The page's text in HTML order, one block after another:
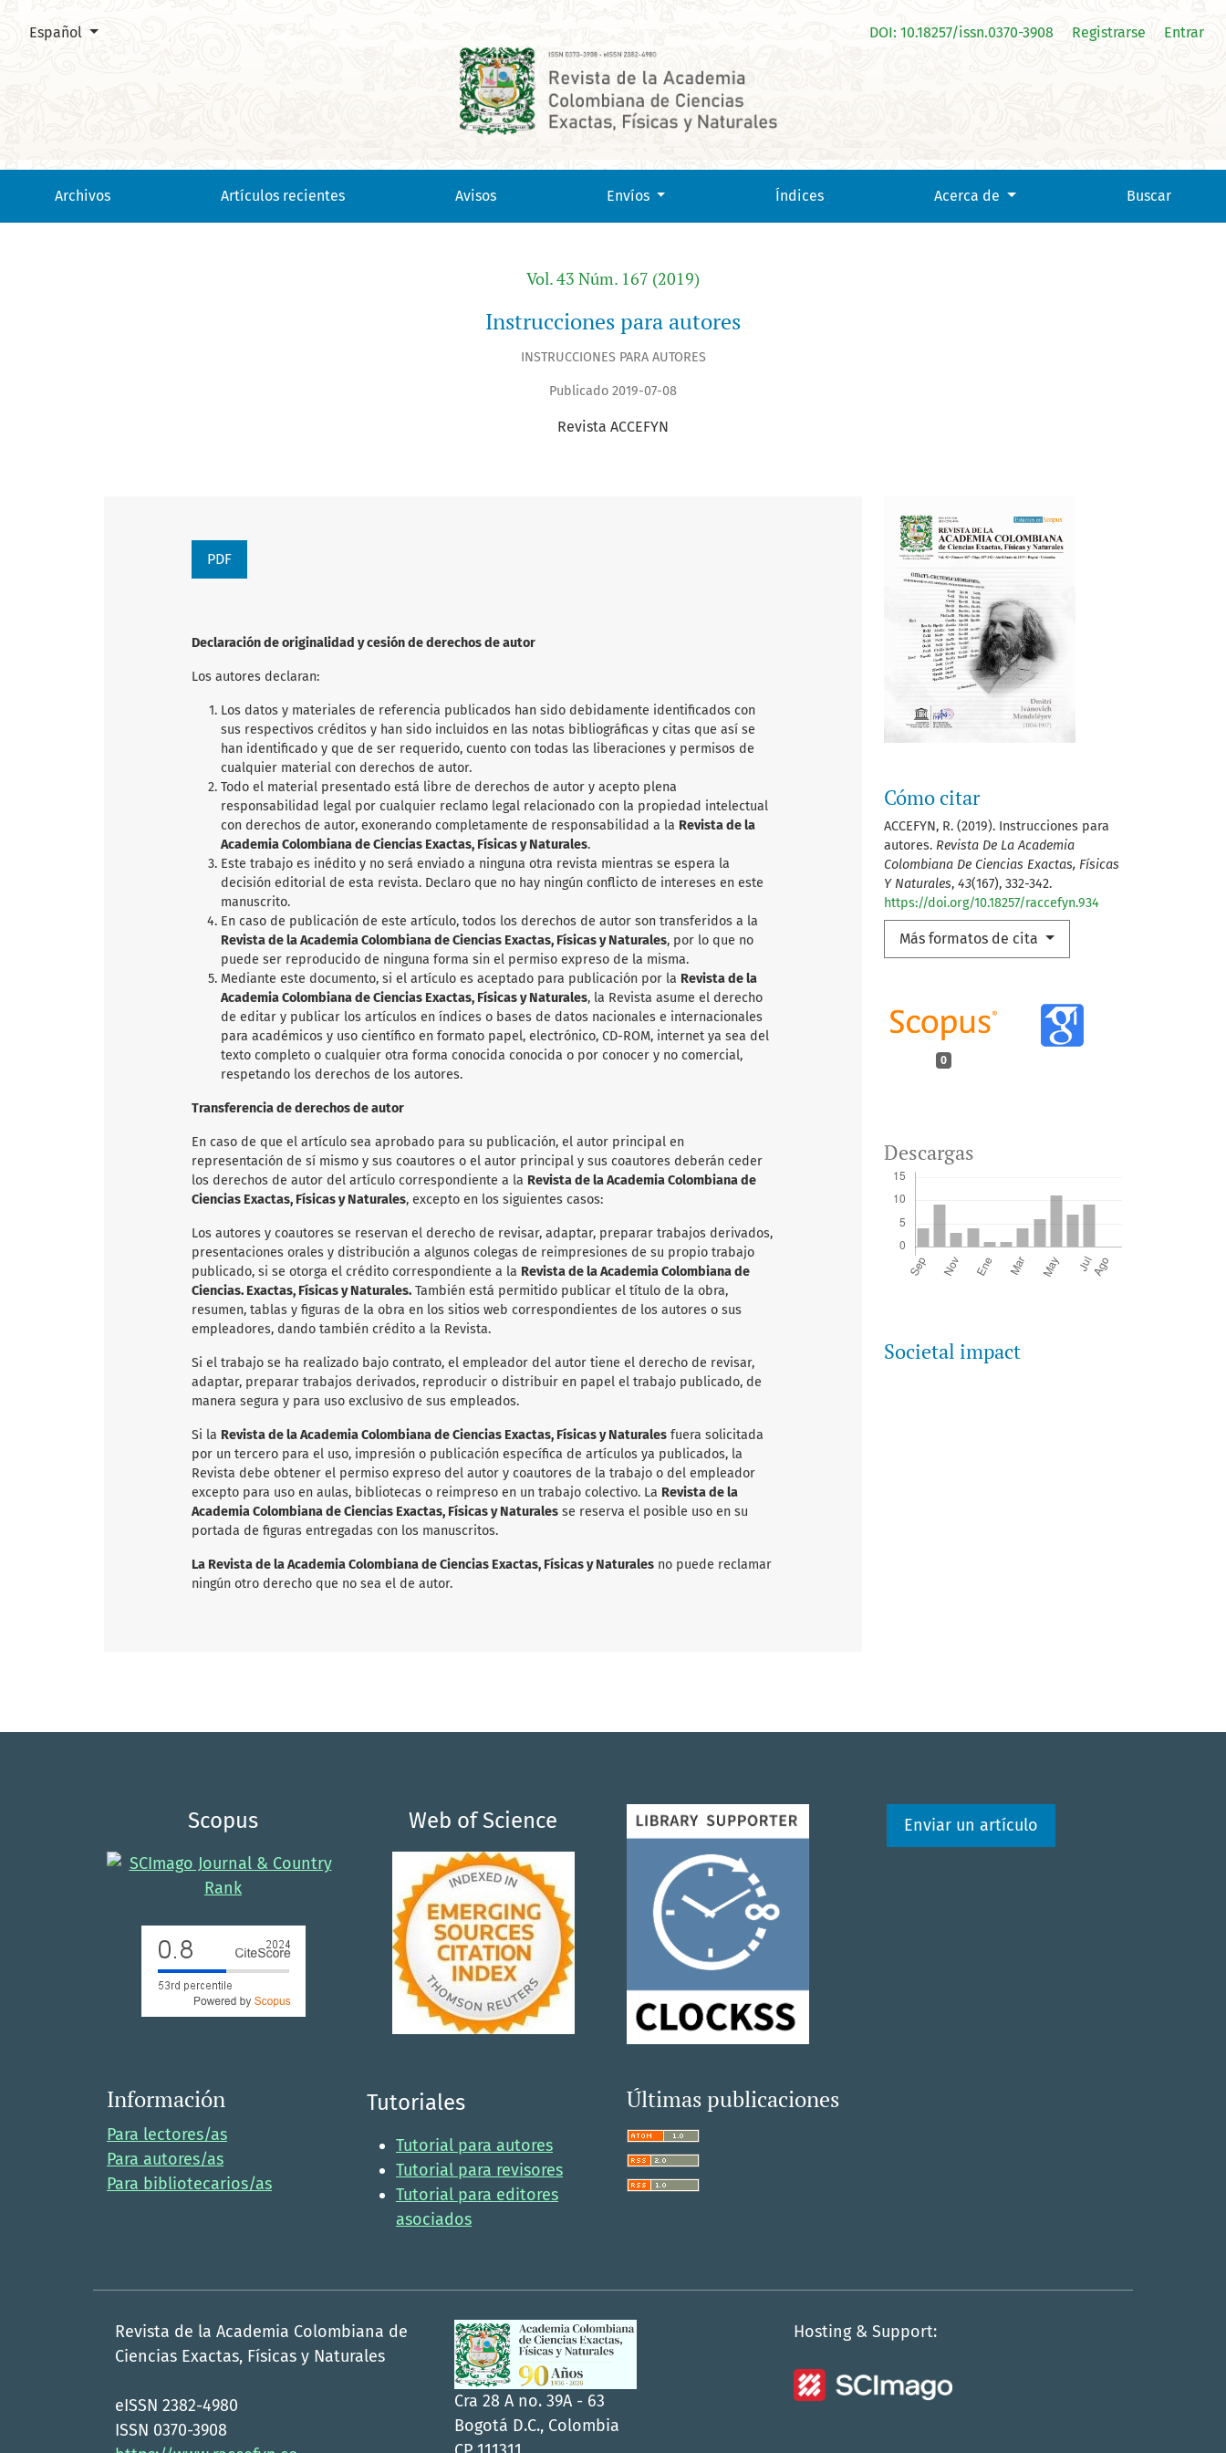
Instrucciones para autores
Archivos Artículos recientes Avisos Envíos Índices Acerca de Buscar
DOI: 10.18257/issn.0370-3908 Registrarse Entrar
Cambiar el idioma. El actual es:
Español
Vol. 43 Núm. 167 (2019)
Instrucciones para autores
INSTRUCCIONES PARA AUTORES
Publicado 2019-07-08
Revista ACCEFYN
Cómo citar
ACCEFYN, R. (2019). Instrucciones para
autores. Revista De La Academia
Colombiana De Ciencias Exactas, Físicas
Y Naturales, 43(167), 332-342.
https://doi.org/10.18257/raccefyn.934
Más formatos de cita
0
Descargas
Societal impact
PDF
Declaración de originalidad y cesión de derechos de autor
Los autores declaran:
Los datos y materiales de referencia publicados han sido debidamente identificados con
sus respectivos créditos y han sido incluidos en las notas bibliográficas y citas que así se
han identificado y que de ser requerido, cuento con todas las liberaciones y permisos de
cualquier material con derechos de autor.
Todo el material presentado está libre de derechos de autor y acepto plena
responsabilidad legal por cualquier reclamo legal relacionado con la propiedad intelectual
con derechos de autor, exonerando completamente de responsabilidad a la Revista de la
Academia Colombiana de Ciencias Exactas, Físicas y Naturales.
Este trabajo es inédito y no será enviado a ninguna otra revista mientras se espera la
decisión editorial de esta revista. Declaro que no hay ningún conflicto de intereses en este
manuscrito.
En caso de publicación de este artículo, todos los derechos de autor son transferidos a la
Revista de la Academia Colombiana de Ciencias Exactas, Físicas y Naturales, por lo que no
puede ser reproducido de ninguna forma sin el permiso expreso de la misma.
Mediante este documento, si el artículo es aceptado para publicación por la Revista de la
Academia Colombiana de Ciencias Exactas, Físicas y Naturales, la Revista asume el derecho
de editar y publicar los artículos en índices o bases de datos nacionales e internacionales
para académicos y uso científico en formato papel, electrónico, CD-ROM, internet ya sea del
texto completo o cualquier otra forma conocida conocida o por conocer y no comercial,
respetando los derechos de los autores.
Transferencia de derechos de autor
En caso de que el artículo sea aprobado para su publicación, el autor principal en
representación de sí mismo y sus coautores o el autor principal y sus coautores deberán ceder
los derechos de autor del artículo correspondiente a la Revista de la Academia Colombiana de
Ciencias Exactas, Físicas y Naturales, excepto en los siguientes casos:
Los autores y coautores se reservan el derecho de revisar, adaptar, preparar trabajos derivados,
presentaciones orales y distribución a algunos colegas de reimpresiones de su propio trabajo
publicado, si se otorga el crédito correspondiente a la Revista de la Academia Colombiana de
Ciencias. Exactas, Físicas y Naturales. También está permitido publicar el título de la obra,
resumen, tablas y figuras de la obra en los sitios web correspondientes de los autores o sus
empleadores, dando también crédito a la Revista.
Si el trabajo se ha realizado bajo contrato, el empleador del autor tiene el derecho de revisar,
adaptar, preparar trabajos derivados, reproducir o distribuir en papel el trabajo publicado, de
manera segura y para uso exclusivo de sus empleados.
Si la Revista de la Academia Colombiana de Ciencias Exactas, Físicas y Naturales fuera solicitada
por un tercero para el uso, impresión o publicación específica de artículos ya publicados, la
Revista debe obtener el permiso expreso del autor y coautores de la trabajo o del empleador
excepto para uso en aulas, bibliotecas o reimpreso en un trabajo colectivo. La Revista de la
Academia Colombiana de Ciencias Exactas, Físicas y Naturales se reserva el posible uso en su
portada de figuras entregadas con los manuscritos.
La Revista de la Academia Colombiana de Ciencias Exactas, Físicas y Naturales no puede reclamar
ningún otro derecho que no sea el de autor.
Scopus Web of Science Enviar un artículo
Información
Para lectores/as
Para autores/as
Para bibliotecarios/as
Tutoriales
Tutorial para autores
Tutorial para revisores
Tutorial para editores
asociados
Últimas publicaciones
Revista de la Academia Colombiana de
Ciencias Exactas, Físicas y Naturales
eISSN 2382-4980
ISSN 0370-3908
Cra 28 A no. 39A - 63
Bogotá D.C., Colombia
Hosting & Support: